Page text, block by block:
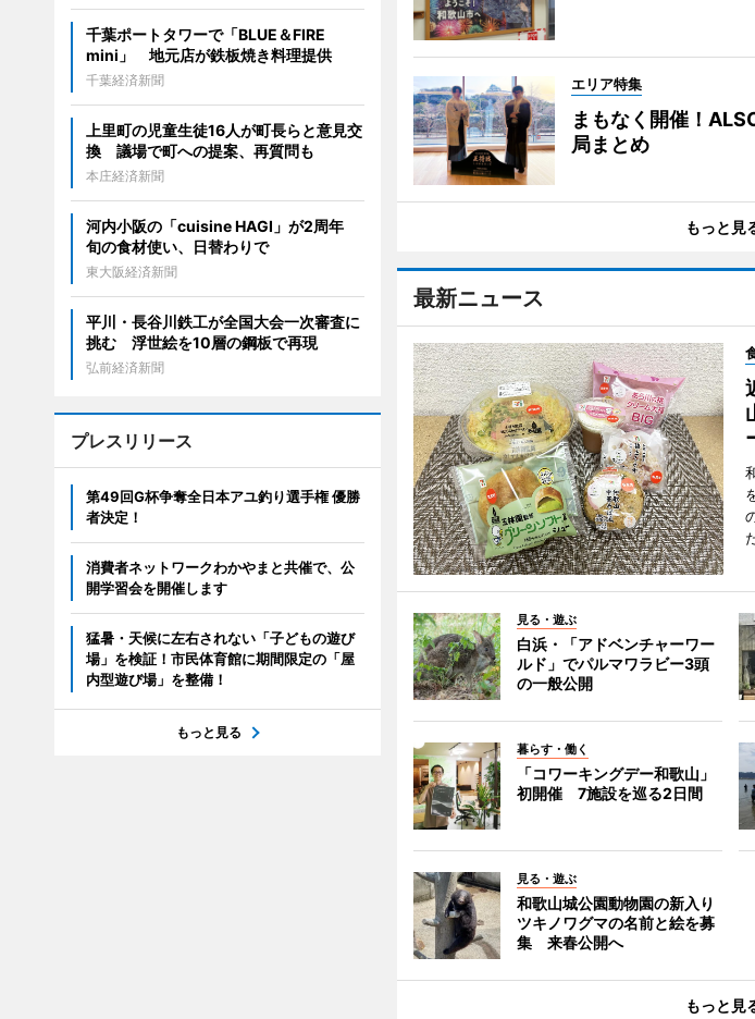
エリア特集
まもなく開催！
局まとめ
もっと見
最新ニュース
見る・遊ぶ
白浜・「アドベンチャーワー
ルド」でパルマワラビー3頭
の一般公開
暮らす・働く
「コワーキングデー和歌山」
初開催 7施設を巡る2日間
見る・遊ぶ
和歌山城公園動物園の新入り
ツキノワグマの名前と絵を募
集 来春公開へ
もっと見
千葉ポートタワーで「BLUE＆FIRE
mini」 地元店が鉄板焼き料理提供
千葉経済新聞
上里町の児童生徒16人が町長らと意見交
換 議場で町への提案、再質問も
本庄経済新聞
河内小阪の「cuisine HAGI」が2周年
旬の食材使い、日替わりで
東大阪経済新聞
平川・長谷川鉄工が全国大会一次審査に
挑む 浮世絵を10層の鋼板で再現
弘前経済新聞
プレスリリース
第49回G杯争奪全日本アユ釣り選手権 優勝
者決定！
消費者ネットワークわかやまと共催で、公
開学習会を開催します
猛暑・天候に左右されない「子どもの遊び
場」を検証！市民体育館に期間限定の「屋
内型遊び場」を整備！
もっと見る